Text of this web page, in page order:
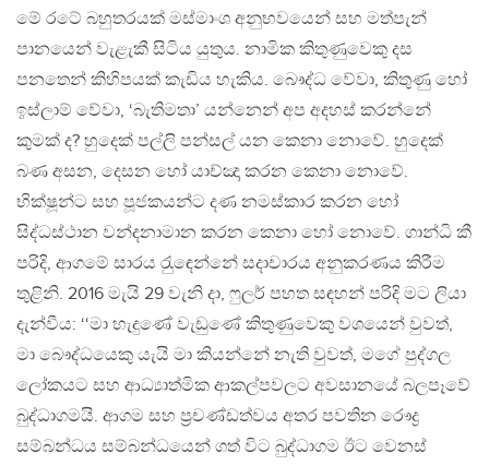
මේ රටේ බහුතරයක් මස්මාංශ අනුභවයෙන් සහ මත්පැන්
පානයෙන් වැළැකී සිටිය යුතුය. නාමික කිතුණුවෙකු දස
පනතෙන් කිහිපයක් කැඩිය හැකිය. බෞද්ධ වේවා, කිතුණු හෝ
ඉස්ලාම් වේවා, ‘බැතිමතා’ යන්නෙන් අප අදහස් කරන්නේ
කුමක් ද? හුදෙක් පල්ලි පන්සල් යන කෙනා නොවේ. හුදෙක්
බණ අසන, දෙසන හෝ යාච්ඤා කරන කෙනා නොවේ.
භික්ෂූන්ට සහ පූජකයන්ට දණ නමස්කාර කරන හෝ
සිද්ධස්ථාන වන්දනාමාන කරන කෙනා හෝ නොවේ. ගාන්ධි කී
පරිදි, ආගමේ සාරය රැුඳෙන්නේ සදාචාරය අනුකරණය කිරීම
තුළිනි. 2016 මැයි 29 වැනි දා, ෆුලර් පහත සඳහන් පරිදි මට ලියා
දැන්වීය: ‘‘මා හැදුණේ වැඩුණේ කිතුණුවෙකු වශයෙන් වුවත්,
මා බෞද්ධයෙකු යැයි මා කියන්නේ නැති වුවත්, මගේ පුද්ගල
ලෝකයට සහ ආධ්‍යාත්මික ආකල්පවලට අවසානයේ බලපෑවේ
බුද්ධාගමයි. ආගම සහ ප‍්‍රචණ්ඩත්වය අතර පවතින රෞද්‍ර
සම්බන්ධය සම්බන්ධයෙන් ගත් විට බුද්ධාගම ඊට වෙනස්